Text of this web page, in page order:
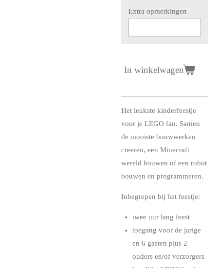
Extra opmerkingen
In winkelwagen
Het leukste kinderfeestje
voor je LEGO fan. Samen
de mooiste bouwwerken
creeren, een Minecraft
wereld bouwen of een robot
bouwen en programmeren.
Inbegrepen bij het feestje:
twee uur lang feest
toegang voor de jarige
en 6 gasten plus 2
ouders en/of verzorgers